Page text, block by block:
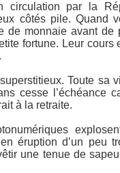
circulation par la
côtés pile. Quand
de monnaie avant de
fortune. Leur
Toute sa
cesse l’échéance
à la retraite.
éruption d’un peu
une tenue de